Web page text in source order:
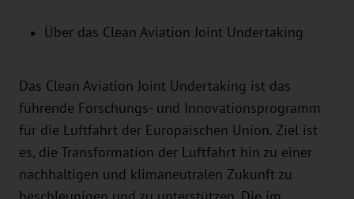
Über das Clean Aviation Joint Undertaking
Das Clean Aviation Joint Undertaking ist das
führende Forschungs- und Innovationsprogramm
für die Luftfahrt der Europäischen Union. Ziel ist
es, die Transformation der Luftfahrt hin zu einer
nachhaltigen und klimaneutralen Zukunft zu